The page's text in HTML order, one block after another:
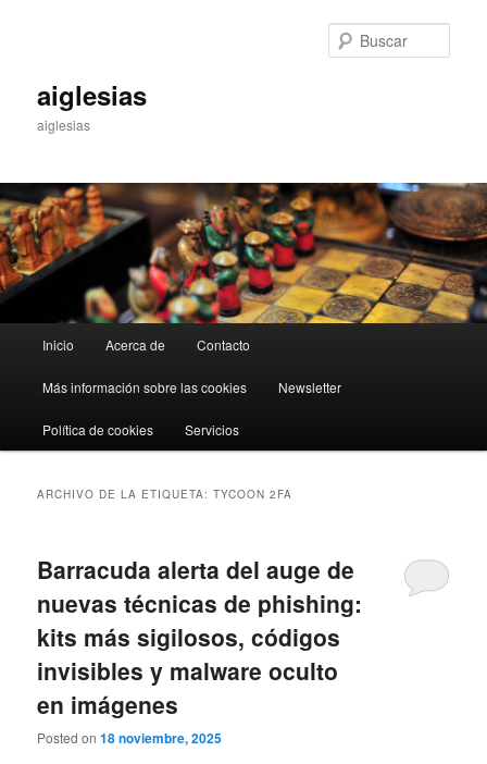
aiglesias
aiglesias
principal
Inicio Acerca de Contacto
Más información sobre las cookies Newsletter
Política de cookies Servicios
ARCHIVO DE LA ETIQUETA:TYCOON 2FA
Barracuda alerta del auge de
nuevas técnicas de phishing:
kits más sigilosos, códigos
invisibles y malware oculto
en imágenes
Posted on18 noviembre, 2025